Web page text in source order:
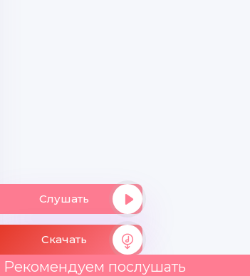
Слушать
Скачать
Рекомендуем послушать